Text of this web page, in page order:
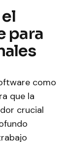
para
como
que la
crucial